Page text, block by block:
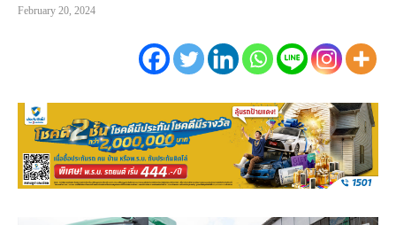
February 20, 2024